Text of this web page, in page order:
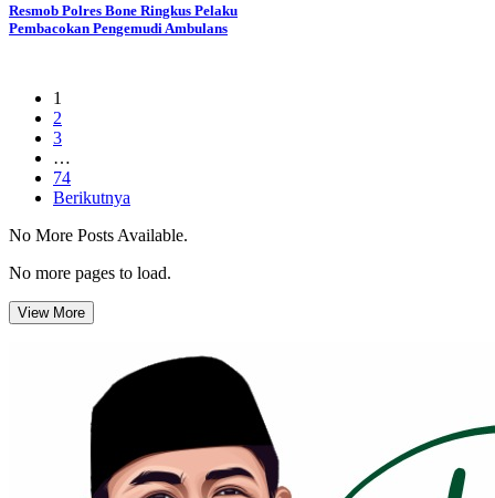
Resmob Polres Bone Ringkus Pelaku
Pembacokan Pengemudi Ambulans
1
2
3
…
74
Berikutnya
No More Posts Available.
No more pages to load.
View More